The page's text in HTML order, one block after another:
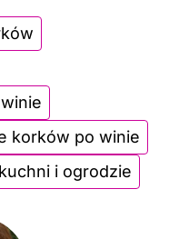
k
e
dI
n
p
korków po winie
i ogrodzie